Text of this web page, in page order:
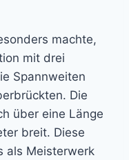
machte,
mit drei
Spannweiten
Die
über eine Länge
breit. Diese
als Meisterwerk